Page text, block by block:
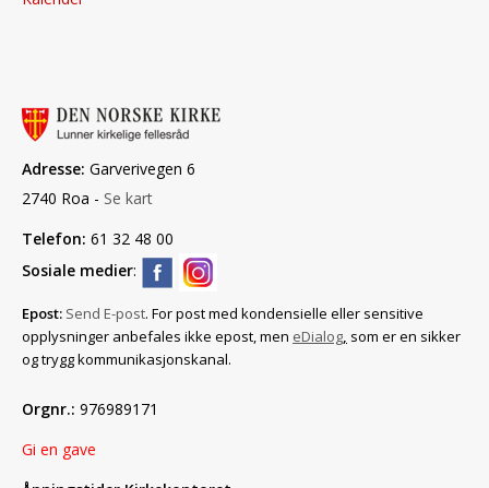
Adresse: Garverivegen 6
2740 Roa - Se kart
Telefon: 61 32 48 00
Sosiale medier:
Epost: Send E-post. For post med konfidensielle eller sensitive
opplysninger anbefales ikke epost, men eDialog, som er en sikker
og trygg kommunikasjonskanal.
Orgnr.: 976989171
Gi en gave